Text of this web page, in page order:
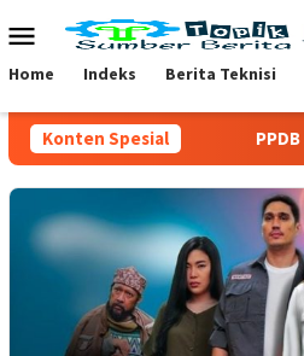
ke
Menu
Mobile
Home Indeks Berita Teknisi
Konten Spesial PPDB